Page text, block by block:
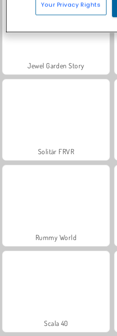
Jewel Garden Story
Solitär FRVR
Rummy World
Scala 40
Your Privacy Rights